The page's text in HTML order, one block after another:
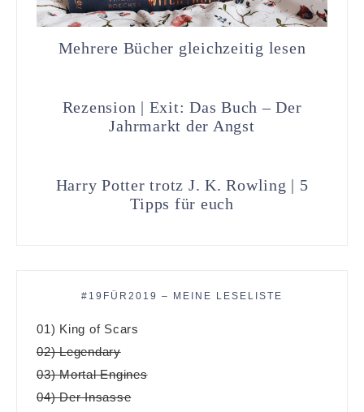
Mehrere Bücher gleichzeitig lesen
Rezension | Exit: Das Buch – Der
Jahrmarkt der Angst
Harry Potter trotz J. K. Rowling | 5
Tipps für euch
#19FÜR2019 – MEINE LESELISTE
01) King of Scars
02) Legendary
03) Mortal Engines
04) Der Insasse